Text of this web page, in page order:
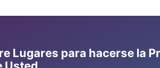
Lugares para hacerse la